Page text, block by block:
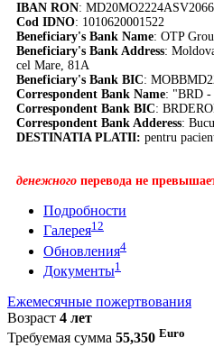
IBAN RON:
Cod IDNO: 1010620001522
Beneficiary's Bank Name: OTP
Beneficiary's Bank Address:
cel Mare, 81A
Beneficiary's Bank BIC:
Correspondent Bank Name: "BRD -
Correspondent Bank BIC:
Correspondent Bank Adderess:
DESTINATIA PLATII: pentru
денежного перевода не
Подробности
Галерея12
Обновления4
Документы1
Ежемесячные пожертвования
Возраст 4 лет
Требуемая сумма 55,350 Euro